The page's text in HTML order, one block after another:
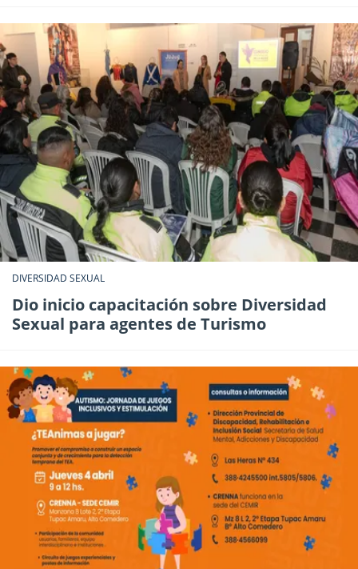
DIVERSIDAD SEXUAL
Dio inicio capacitación sobre Diversidad
Sexual para agentes de Turismo